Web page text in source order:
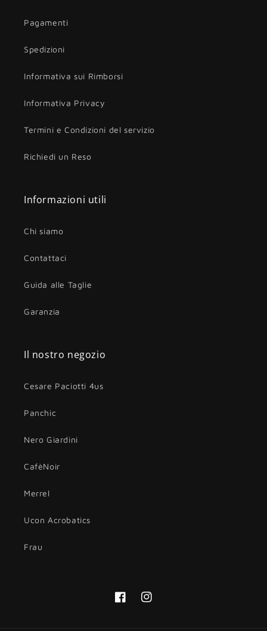
Pagamenti
Spedizioni
Informativa sui Rimborsi
Informativa Privacy
Termini e Condizioni del servizio
Richiedi un Reso
Informazioni utili
Chi siamo
Contattaci
Guida alle Taglie
Garanzia
Il nostro negozio
Cesare Paciotti 4us
Panchic
Nero Giardini
CafèNoir
Merrel
Ucon Acrobatics
Frau
FacebookInstagram